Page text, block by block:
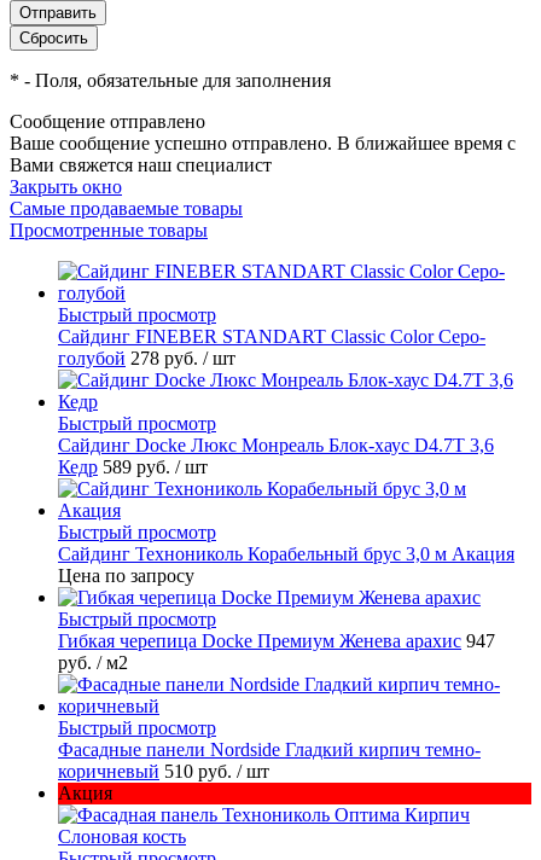
* - Поля, обязательные для заполнения
Сообщение отправлено
Ваше сообщение успешно отправлено. В ближайшее время с
Вами свяжется наш специалист
Закрыть окно
Самые продаваемые товары
Просмотренные товары
Быстрый просмотр
Cайдинг FINEBER STANDART Classic Color Серо-
голубой 278 руб. / шт
Быстрый просмотр
Сайдинг Docke Люкс Монреаль Блок-хаус D4.7T 3,6
Кедр 589 руб. / шт
Быстрый просмотр
Сайдинг Технониколь Корабельный брус 3,0 м Акация
Цена по запросу
Быстрый просмотр
Гибкая черепица Docke Премиум Женева арахис 947
руб. / м2
Быстрый просмотр
Фасадные панели Nordside Гладкий кирпич темно-
коричневый 510 руб. / шт
Акция